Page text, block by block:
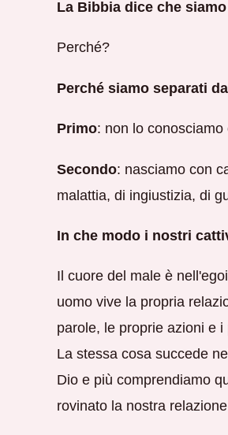
La Bibbia dice che
Perché?
Perché siamo separati
Primo: non lo
Secondo: nasciamo con
malattia, di ingiustizia, di
In che modo i nostri
Il cuore del male è
uomo vive la propria
parole, le proprie azioni e
La stessa cosa succede
Dio e più comprendiamo
rovinato la nostra